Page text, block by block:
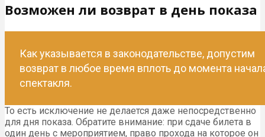
билетов на концерт обычно ограничивается сроком в 10-
15 дней до его начала. Однако эти правила установлены
проблем, но всё-таки необязательно.
Схожая ситуация и с суммой: так как с каждым днём
шансы организатора осуществить продажу падают,
правило, по которому выплачиваемая при сдаче билета
сумма уменьшается в зависимости от того, сколько
дней осталось до мероприятия.